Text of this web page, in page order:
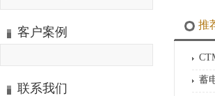
客户案例
联系我们
推
蓄